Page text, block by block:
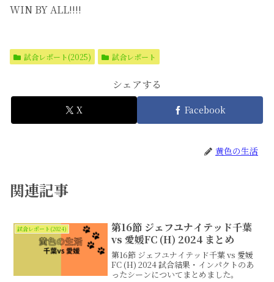
WIN BY ALL!!!!
試合レポート(2025) 試合レポート
シェアする
X Facebook
黄色の生活
関連記事
試合レポート(2024)
第16節 ジェフユナイテッド千葉
vs 愛媛FC (H) 2024 まとめ
第16節 ジェフユナイテッド千葉 vs 愛媛
FC (H) 2024 試合結果・インパクトのあ
ったシーンについてまとめました。